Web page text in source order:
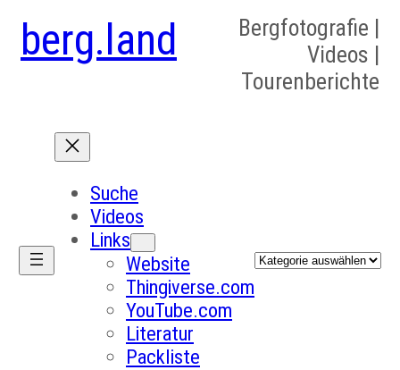
berg.land
Bergfotografie |
Videos |
Tourenberichte
Suche
Videos
Links
Website
Thingiverse.com
YouTube.com
Literatur
Packliste
Kategorien